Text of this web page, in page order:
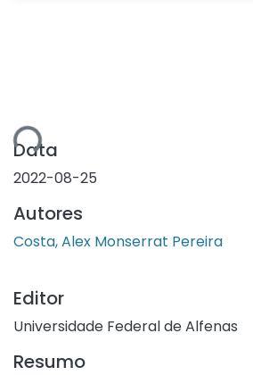
Data
2022-08-25
Autores
Costa, Alex Monserrat Pereira
Editor
Universidade Federal de Alfenas
Resumo